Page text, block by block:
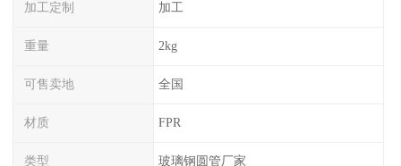
加工定制 加工
重量 2kg
可售卖地 全国
材质 FPR
类型 玻璃钢圆管厂家